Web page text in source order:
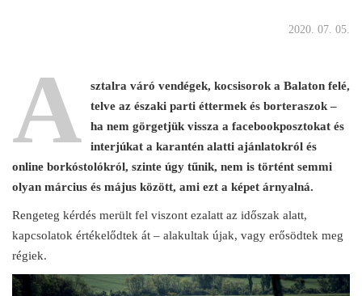
2020. 07. 05.
A
sztalra váró vendégek, kocsisorok a Balaton felé,
telve az északi parti éttermek és borteraszok –
ha nem görgetjük vissza a facebookposztokat és
interjúkat a karantén alatti ajánlatokról és
online borkóstolókról, szinte úgy tűnik, nem is történt semmi
olyan március és május között, ami ezt a képet árnyalná.
Rengeteg kérdés merült fel viszont ezalatt az időszak alatt,
kapcsolatok értékelődtek át – alakultak újak, vagy erősödtek meg
régiek.